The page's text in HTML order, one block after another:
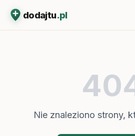
dodajtu.pl
Nie znaleziono strony,